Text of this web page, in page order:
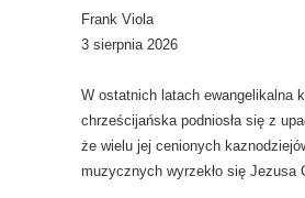
Frank Viola
3 sierpnia 2026
W ostatnich latach ewangelikalna
chrześcijańska podniosła się z
że wielu jej cenionych
muzycznych wyrzekło się Jezusa